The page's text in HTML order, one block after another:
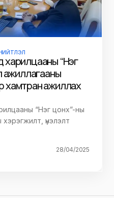
харилцааны “Нэг
ажиллагааны
хамтран ажиллах
“Нэг цонх”-ны
үнэлэлт
28/04/2025